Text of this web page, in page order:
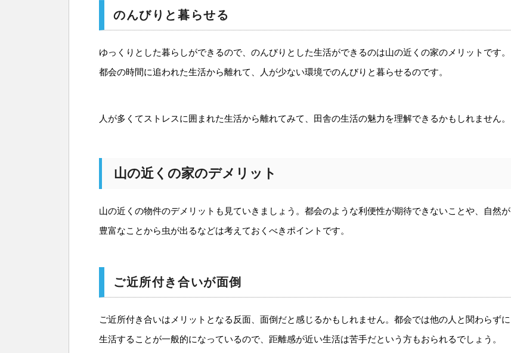
のんびりと暮らせる
ゆっくりとした暮らしができるので、のんびりとした生活ができるのは山の近くの家のメリットです。
都会の時間に追われた生活から離れて、人が少ない環境でのんびりと暮らせるのです。
人が多くてストレスに囲まれた生活から離れてみて、田舎の生活の魅力を理解できるかもしれません。
山の近くの家のデメリット
山の近くの物件のデメリットも見ていきましょう。都会のような利便性が期待できないことや、自然が
豊富なことから虫が出るなどは考えておくべきポイントです。
ご近所付き合いが面倒
ご近所付き合いはメリットとなる反面、面倒だと感じるかもしれません。都会では他の人と関わらずに
生活することが一般的になっているので、距離感が近い生活は苦手だという方もおられるでしょう。